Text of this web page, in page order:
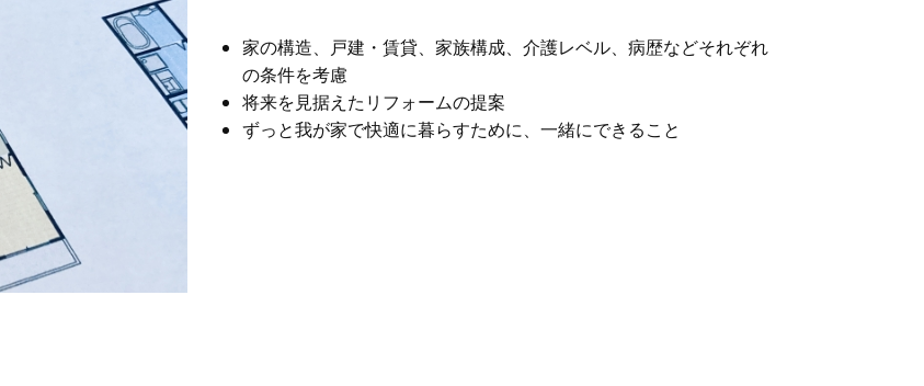
家の構造、戸建・賃貸、家族構成、介護レベル、病歴などそれぞれ
の条件を考慮
将来を見据えたリフォームの提案
ずっと我が家で快適に暮らすために、一緒にできること